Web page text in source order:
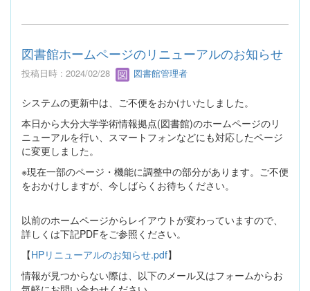
図書館ホームページのリニューアルのお知らせ
投稿日時 : 2024/02/28 図書館管理者
システムの更新中は、ご不便をおかけいたしました。
本日から大分大学学術情報拠点(図書館)のホームページのリ
ニューアルを行い、スマートフォンなどにも対応したページ
に変更しました。
※現在一部のページ・機能に調整中の部分があります。ご不便
をおかけしますが、今しばらくお待ちください。
以前のホームページからレイアウトが変わっていますので、
詳しくは下記PDFをご参照ください。
【HPリニューアルのお知らせ.pdf】
情報が見つからない際は、以下のメール又はフォームからお